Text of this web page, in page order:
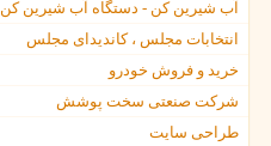
آب شیرین کن - دستگاه آب شیرین کن
انتخابات مجلس ، کاندیدای مجلس
خرید و فروش خودرو
شرکت صنعتی سخت پوشش
طراحی سایت